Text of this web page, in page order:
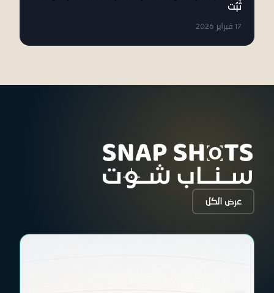
ثَبُت
17 فبراير 2026
عرض الكل